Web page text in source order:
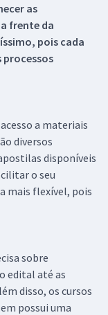
as
frente da
pois cada
a materiais
diversos
disponíveis
o seu
mais flexível, pois
sobre
edital até as
disso, os cursos
possui uma